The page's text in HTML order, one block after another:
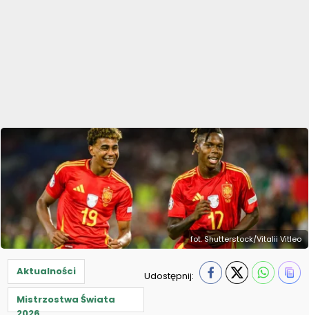
fot. Shutterstock/Vitalii Vitleo
Aktualności
Mistrzostwa Świata
Udostępnij: